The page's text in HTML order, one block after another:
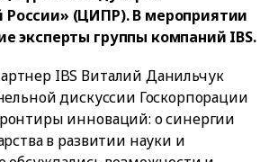
(ЦИПР). В мероприятии
эксперты группы компаний IBS.
IBS Виталий Данильчук
дискуссии Госкорпорации
инноваций: о синергии
в развитии науки и